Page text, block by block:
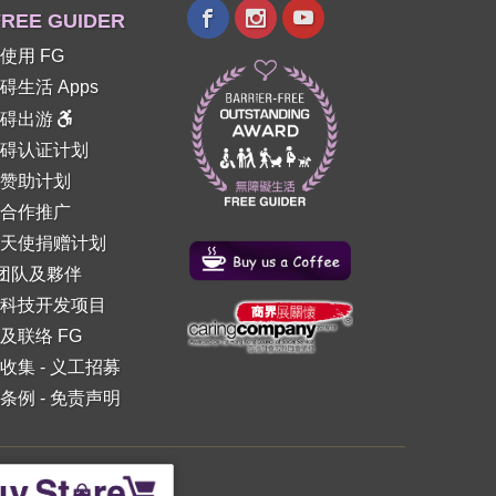
GUIDER
用 FG
生活 Apps
出游
认证计划
助计划
作推广
使捐赠计划
队及夥伴
技开发项目
联络 FG
集- 义工招募
例 - 免责声明